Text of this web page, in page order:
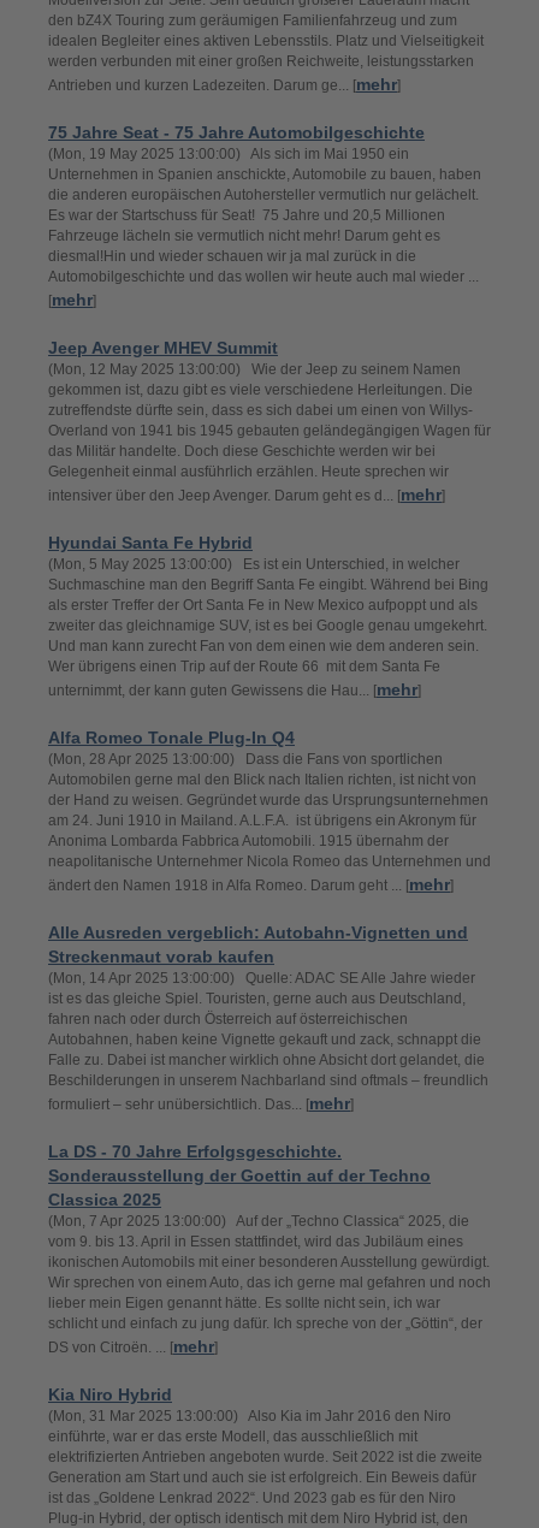
den bZ4X Touring zum geräumigen Familienfahrzeug und zum
idealen Begleiter eines aktiven Lebensstils. Platz und Vielseitigkeit
werden verbunden mit einer großen Reichweite, leistungsstarken
Antrieben und kurzen Ladezeiten. Darum ge... [mehr]
75 Jahre Seat - 75 Jahre Automobilgeschichte
(Mon, 19 May 2025 13:00:00) Als sich im Mai 1950 ein
Unternehmen in Spanien anschickte, Automobile zu bauen, haben
die anderen europäischen Autohersteller vermutlich nur gelächelt.
Es war der Startschuss für Seat! 75 Jahre und 20,5 Millionen
Fahrzeuge lächeln sie vermutlich nicht mehr! Darum geht es
diesmal!Hin und wieder schauen wir ja mal zurück in die
Automobilgeschichte und das wollen wir heute auch mal wieder ...
[mehr]
Jeep Avenger MHEV Summit
(Mon, 12 May 2025 13:00:00) Wie der Jeep zu seinem Namen
gekommen ist, dazu gibt es viele verschiedene Herleitungen. Die
zutreffendste dürfte sein, dass es sich dabei um einen von Willys-
Overland von 1941 bis 1945 gebauten geländegängigen Wagen für
das Militär handelte. Doch diese Geschichte werden wir bei
Gelegenheit einmal ausführlich erzählen. Heute sprechen wir
intensiver über den Jeep Avenger. Darum geht es d... [mehr]
Hyundai Santa Fe Hybrid
(Mon, 5 May 2025 13:00:00) Es ist ein Unterschied, in welcher
Suchmaschine man den Begriff Santa Fe eingibt. Während bei Bing
als erster Treffer der Ort Santa Fe in New Mexico aufpoppt und als
zweiter das gleichnamige SUV, ist es bei Google genau umgekehrt.
Und man kann zurecht Fan von dem einen wie dem anderen sein.
Wer übrigens einen Trip auf der Route 66 mit dem Santa Fe
unternimmt, der kann guten Gewissens die Hau... [mehr]
Alfa Romeo Tonale Plug-In Q4
(Mon, 28 Apr 2025 13:00:00) Dass die Fans von sportlichen
Automobilen gerne mal den Blick nach Italien richten, ist nicht von
der Hand zu weisen. Gegründet wurde das Ursprungsunternehmen
am 24. Juni 1910 in Mailand. A.L.F.A. ist übrigens ein Akronym für
Anonima Lombarda Fabbrica Automobili. 1915 übernahm der
neapolitanische Unternehmer Nicola Romeo das Unternehmen und
ändert den Namen 1918 in Alfa Romeo. Darum geht ... [mehr]
Alle Ausreden vergeblich: Autobahn-Vignetten und
Streckenmaut vorab kaufen
(Mon, 14 Apr 2025 13:00:00) Quelle: ADAC SE Alle Jahre wieder
ist es das gleiche Spiel. Touristen, gerne auch aus Deutschland,
fahren nach oder durch Österreich auf österreichischen
Autobahnen, haben keine Vignette gekauft und zack, schnappt die
Falle zu. Dabei ist mancher wirklich ohne Absicht dort gelandet, die
Beschilderungen in unserem Nachbarland sind oftmals – freundlich
formuliert – sehr unübersichtlich. Das... [mehr]
La DS - 70 Jahre Erfolgsgeschichte.
Sonderausstellung der Goettin auf der Techno
Classica 2025
(Mon, 7 Apr 2025 13:00:00) Auf der „Techno Classica“ 2025, die
vom 9. bis 13. April in Essen stattfindet, wird das Jubiläum eines
ikonischen Automobils mit einer besonderen Ausstellung gewürdigt.
Wir sprechen von einem Auto, das ich gerne mal gefahren und noch
lieber mein Eigen genannt hätte. Es sollte nicht sein, ich war
schlicht und einfach zu jung dafür. Ich spreche von der „Göttin“, der
DS von Citroën. ... [mehr]
Kia Niro Hybrid
(Mon, 31 Mar 2025 13:00:00) Also Kia im Jahr 2016 den Niro
einführte, war er das erste Modell, das ausschließlich mit
elektrifizierten Antrieben angeboten wurde. Seit 2022 ist die zweite
Generation am Start und auch sie ist erfolgreich. Ein Beweis dafür
ist das „Goldene Lenkrad 2022“. Und 2023 gab es für den Niro
Plug-in Hybrid, der optisch identisch mit dem Niro Hybrid ist, den